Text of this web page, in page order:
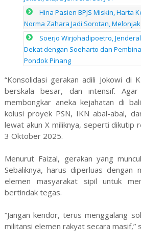
Hina Pasien BPJS Miskin, Harta
Norma Zahara Jadi Sorotan,
Soerjo Wirjohadipoetro,
Dekat dengan Soeharto dan
Pondok Pinang
“Konsolidasi gerakan adili Jokowi di
berskala besar, dan intensif.
membongkar aneka kejahatan di
kolusi proyek PSN, IKN abal-abal,
lewat akun X miliknya, seperti dikutip
3 Oktober 2025.
Menurut Faizal, gerakan yang
Sebaliknya, harus diperluas dengan
elemen masyarakat sipil untuk
bertindak tegas.
“Jangan kendor, terus menggalang
militansi elemen rakyat secara masif,”